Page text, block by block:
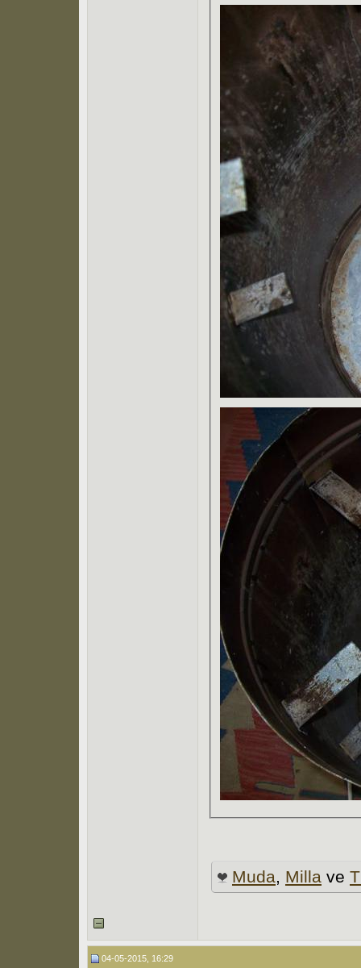
Muda, Milla ve
04-05-2015, 16:29